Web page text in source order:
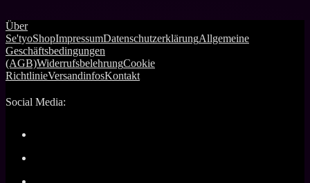
Über
Se'tyoShopImpressumDatenschutzerklärungAllgemeine
Geschäftsbedingungen
(AGB)WiderrufsbelehrungCookie
RichtlinieVersandinfosKontakt
Social Media: